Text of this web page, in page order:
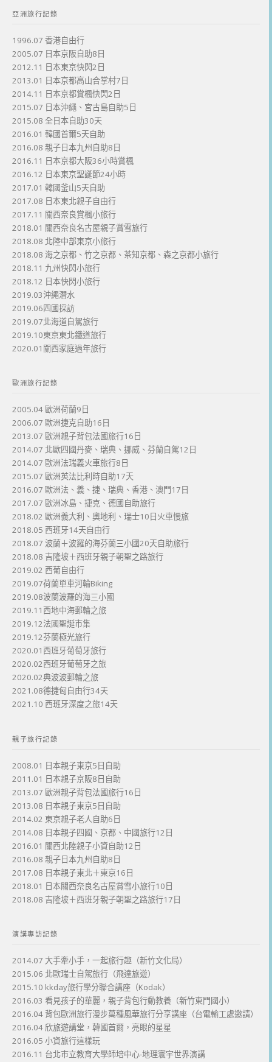
亞洲旅行記錄
1996.07 香港自由行
2005.07 日本京阪自助8日
2012.11 日本東京快閃2日
2013.01 日本京都高山合掌村7日
2014.11 日本京都賞楓快閃2日
2015.07 日本沖繩、宮古島自助5日
2015.08 全日本自助30天
2016.01 韓國首爾5天自助
2016.08 親子日本九州自助8日
2016.11 日本京都大阪36小時賞楓
2016.12 日本東京聖誕節24小時
2017.01 韓國釜山5天自助
2017.08 日本東北親子自由行
2017.11 關西奈良賞楓小旅行
2018.01 關西奈良名古屋親子賞雪旅行
2018.08 北陸中部東京小旅行
2018.08 海之京都、竹之京都、茶知京都、森之京都小旅行
2018.11 九州快閃小旅行
2018.12 日本快閃小旅行
2019.03沖繩潛水
2019.06四國採訪
2019.07北海道自駕旅行
2019.10東京東北鐵道旅行
2020.01關西家庭過年旅行
歐洲旅行記錄
2005.04 歐洲荷蘭9日
2006.07 歐洲捷克自助16日
2013.07 歐洲親子背包法國旅行16日
2014.07 北歐四國丹麥、瑞典、挪威、芬蘭自駕12日
2014.07 歐洲法瑞義火車旅行8日
2015.07 歐洲英法比利時自助17天
2016.07 歐洲法、義、捷、瑞典、香港、澳門17日
2017.07 歐洲冰島、捷克、德國自助旅行
2018.02 歐洲義大利、奧地利、瑞士10日火車慢旅
2018.05 西班牙14天自由行
2018.07 波蘭＋波羅的海芬蘭三小國20天自助旅行
2018.08 吉隆坡＋西班牙親子朝聖之路旅行
2019.02 西葡自由行
2019.07荷蘭單車河輪Biking
2019.08波蘭波羅的海三小國
2019.11西地中海郵輪之旅
2019.12法國聖誕市集
2019.12芬蘭極光旅行
2020.01西班牙葡萄牙旅行
2020.02西班牙葡萄牙之旅
2020.02典波波郵輪之旅
2021.08德捷匈自由行34天
2021.10 西班牙深度之旅14天
親子旅行記錄
2008.01 日本親子東京5日自助
2011.01 日本親子京阪8日自助
2013.07 歐洲親子背包法國旅行16日
2013.08 日本親子東京5日自助
2014.02 東京親子老人自助6日
2014.08 日本親子四國、京都、中國旅行12日
2016.01 關西北陸親子小資自助12日
2016.08 親子日本九州自助8日
2017.08 日本親子東北＋東京16日
2018.01 日本關西奈良名古屋賞雪小旅行10日
2018.08 吉隆坡＋西班牙親子朝聖之路旅行17日
演講專訪記錄
2014.07 大手牽小手，一起旅行趣（新竹文化局）
2015.06 北歐瑞士自駕旅行（飛達旅遊）
2015.10 kkday旅行學分聯合講座（Kodak）
2016.03 看見孩子的華麗，親子背包行動教養（新竹東門國小）
2016.04 背包歐洲旅行漫步萬種風華旅行分享講座（台電輸工處邀請）
2016.04 欣旅遊講堂，韓國首爾，亮眼的星星
2016.05 小資旅行這樣玩
2016.11 台北市立教育大學師培中心-地理寰宇世界演講